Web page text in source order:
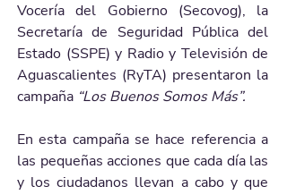
Vocería del Gobierno (Secovog), la
Secretaría de Seguridad Pública del
Estado (SSPE) y Radio y Televisión de
Aguascalientes (RyTA) presentaron la
campaña “Los Buenos Somos Más”.
En esta campaña se hace referencia a
las pequeñas acciones que cada día las
y los ciudadanos llevan a cabo y que